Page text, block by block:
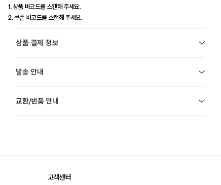
1. 상품 바코드를 스캔해 주세요.
2. 쿠폰 바코드를 스캔해 주세요.
상품 결제 정보
발송 안내
교환/반품 안내
고객센터